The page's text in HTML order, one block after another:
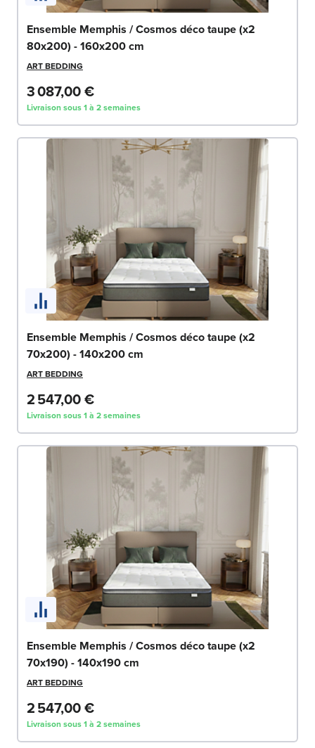
Ensemble Memphis / Cosmos déco taupe (x2
80x200) - 160x200 cm
ART BEDDING
3 087,00 €
Livraison sous 1 à 2 semaines
Ensemble Memphis / Cosmos déco taupe (x2
70x200) - 140x200 cm
ART BEDDING
2 547,00 €
Livraison sous 1 à 2 semaines
Ensemble Memphis / Cosmos déco taupe (x2
70x190) - 140x190 cm
ART BEDDING
2 547,00 €
Livraison sous 1 à 2 semaines